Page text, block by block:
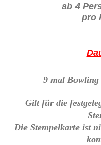
ab 4
pro
9 mal
Gilt für die
Die Stempelkarte ist